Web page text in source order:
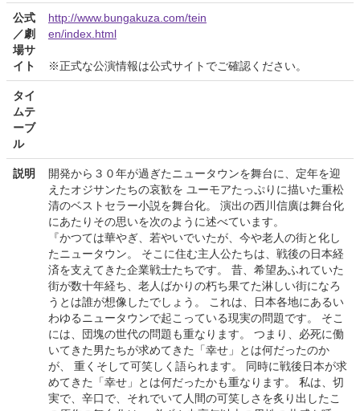
公式
／劇
場サ
イト
http://www.bungakuza.com/tein
en/index.html
※正式な公演情報は公式サイトでご確認ください。
タイ
ムテ
ーブ
ル
説明
開発から３０年が過ぎたニュータウンを舞台に、定年を迎
えたオジサンたちの哀歓を ユーモアたっぷりに描いた重松
清のベストセラー小説を舞台化。 演出の西川信廣は舞台化
にあたりその思いを次のように述べています。
『かつては華やぎ、若やいでいたが、今や老人の街と化し
たニュータウン。 そこに住む主人公たちは、戦後の日本経
済を支えてきた企業戦士たちです。 昔、希望あふれていた
街が数十年経ち、老人ばかりの朽ち果てた淋しい街になろ
うとは誰が想像したでしょう。 これは、日本各地にあるい
わゆるニュータウンで起こっている現実の問題です。 そこ
には、団塊の世代の問題も重なります。 つまり、必死に働
いてきた男たちが求めてきた「幸せ」とは何だったのか
が、 重くそして可笑しく語られます。 同時に戦後日本が求
めてきた「幸せ」とは何だったかも重なります。 私は、切
実で、辛口で、それでいて人間の可笑しさを炙り出したこ